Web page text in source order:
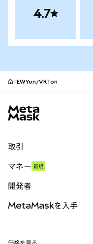
4.7
EWYon/VRTon
取引
パーペチュアル
RWA
マネー 新規
開発者
MetaMaskを入手